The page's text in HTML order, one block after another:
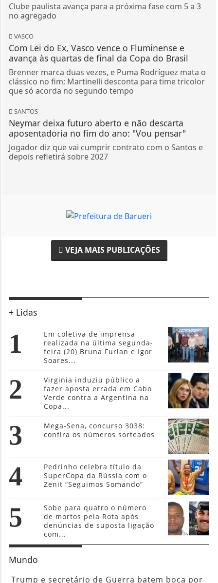
Clube paulista avança para a próxima fase com 5 a 3
no agregado
VASCO
Com Lei do Ex, Vasco vence o Fluminense e
avança às quartas de final da Copa do Brasil
Brenner marca duas vezes, e Puma Rodríguez mata o
clássico no fim; Martinelli desconta para time tricolor
que só acorda no segundo tempo
SANTOS
Neymar deixa futuro aberto e não descarta
aposentadoria no fim do ano: "Vou pensar"
Jogador diz que vai cumprir contrato com o Santos e
depois refletirá sobre 2027
VEJA MAIS PUBLICAÇÕES
+ Lidas
1
Em coletiva de imprensa
realizada na última segunda-
feira (20) Bruna Furlan e Igor
Soares...
2
Virginia induziu público a
fazer aposta errada em Cabo
Verde contra a Argentina na
Copa...
3
Mega-Sena, concurso 3038:
confira os números sorteados
4
Pedrinho celebra título da
SuperCopa da Rússia com o
Zenit “Seguimos Somando”
5
Sobe para quatro o número
de mortos pela Rota após
denúncias de suposta ligação
com...
Mundo
Trump e secretário de Guerra batem boca por